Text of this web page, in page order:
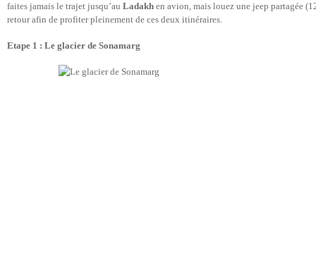
faites jamais le trajet jusqu’au Ladakh en avion, mais louez une jeep partagée
retour afin de profiter pleinement de ces deux itinéraires.
Etape 1 : Le glacier de Sonamarg